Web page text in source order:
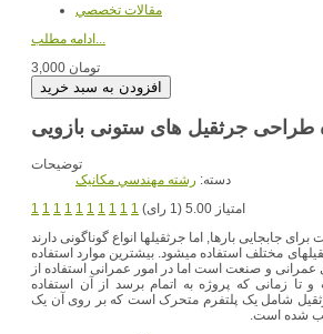
مقالات تخصصي
3,000 تومان
توضیحات
دسته: رشته مهندسي مکانيک
1 1 1 1 1 1 1 1 1 1
امتیاز 5.00 (1 رای)
جابجایی بارها, اما جرثقیلها انواع گوناگونی دارند
مختلف استفاده میشود. بیشترین موارد استفاده
و صنعت است اما در امور عمرانی استفاده از
تا زمانی که پروژه به اتمام برسد از آن استفاده
شامل یک پلتفرم متحرک است که بر روی آن یک
شده است.